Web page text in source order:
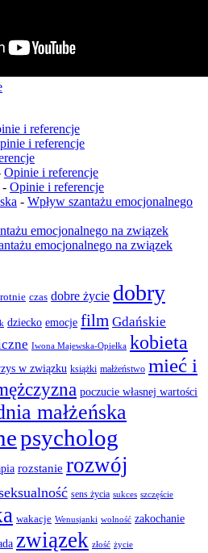
i referencje
i referencje
Opinie i referencje
- Opinie i referencje
- Wpływ szantażu emocjonalnego
emocjonalnego na związek
emocjonalnego na związek
czas dobre życie dobry
dziecko emocje film Gdańskie
Iwona Majewska-Opiełka kobieta
w związku książki małżeństwo mieć i
poczucie własnej wartości
małżeńska
psycholog
rozstanie rozwój
sens życia sukces szczęście
wakacje Wenusjanki wolność zakochanie
związek złość życie